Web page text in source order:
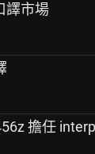
譯市場
擔任